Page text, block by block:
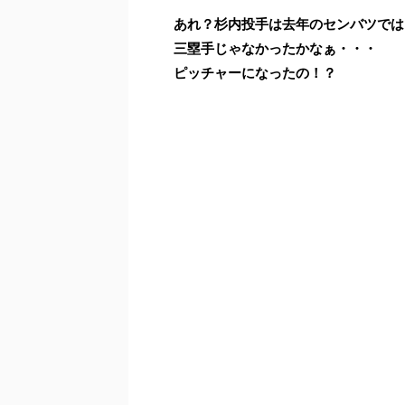
あれ？杉内投手は去年のセンバツでは
三塁手じゃなかったかなぁ・・・
ピッチャーになったの！？